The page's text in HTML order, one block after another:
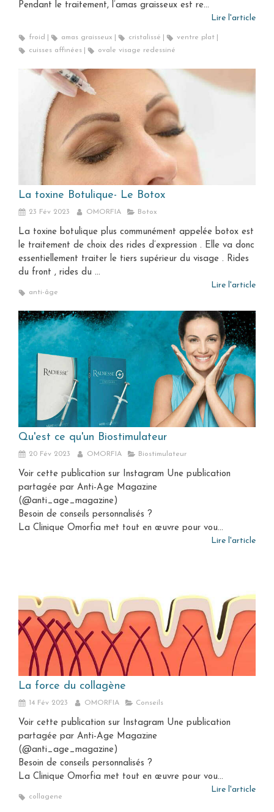
Pendant le traitement, l’amas graisseux est re...
Lire l'article
froid amas graisseux cristalissé
ventre plat
cuisses affinées
ovale visage redessiné
La toxine Botulique- Le Botox
23 Fév 2023 OMORFIA Botox
La toxine botulique plus communément appelée botox est
le traitement de choix des rides d’expression . Elle va donc
essentiellement traiter le tiers supérieur du visage . Rides
du front , rides du ...
Lire l'article
anti-âge
Qu'est ce qu'un Biostimulateur
20 Fév 2023 OMORFIA Biostimulateur
Voir cette publication sur Instagram Une publication
partagée par Anti-Age Magazine
(@anti_age_magazine)
Besoin de conseils personnalisés ?
La Clinique Omorfia met tout en œuvre pour vou...
Lire l'article
La force du collagène
14 Fév 2023 OMORFIA Conseils
Voir cette publication sur Instagram Une publication
partagée par Anti-Age Magazine
(@anti_age_magazine)
Besoin de conseils personnalisés ?
La Clinique Omorfia met tout en œuvre pour vou...
Lire l'article
collagene